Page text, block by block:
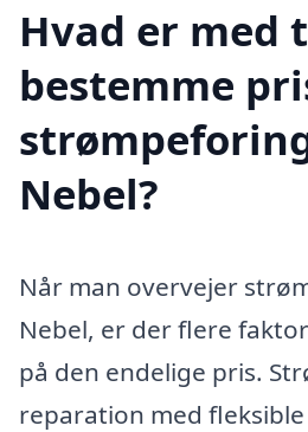
Hvad er med
bestemme
Nebel?
Når man overvejer
Nebel, er der flere
på den endelige pris.
reparation med